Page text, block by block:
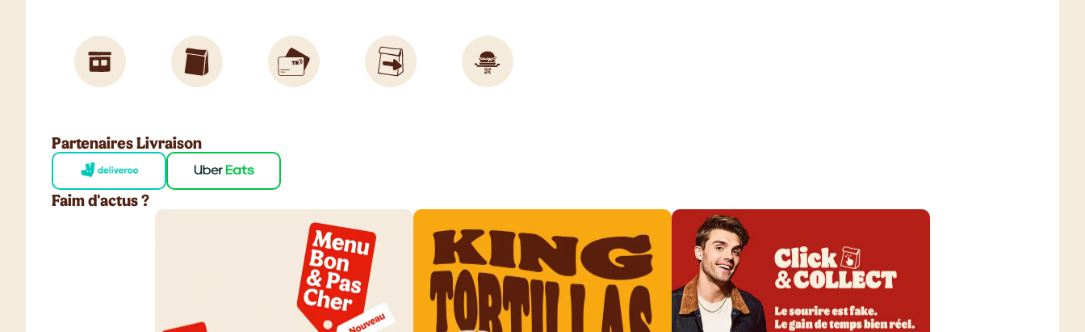
Partenaires Livraison
Faim d'actus ?